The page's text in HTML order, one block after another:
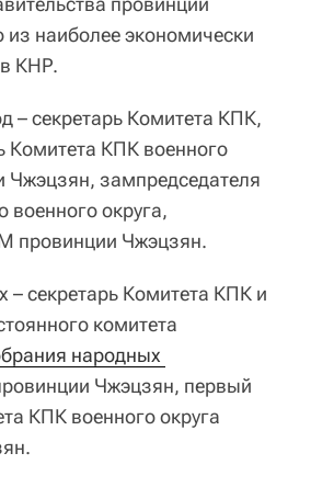
из наиболее экономически
КНР.
– секретарь Комитета КПК,
Комитета КПК военного
Чжэцзян, зампредседателя
округа,
провинции Чжэцзян.
– секретарь Комитета КПК и
комитета
народных
Чжэцзян, первый
КПК военного округа